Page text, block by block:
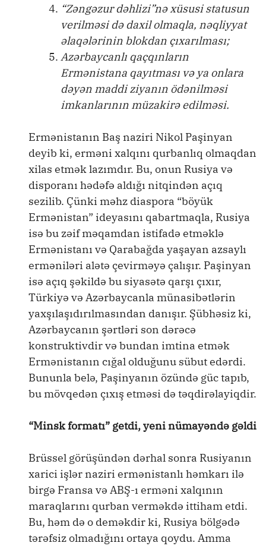
“Zəngəzur dəhlizi”nə xüsusi statusun
verilməsi də daxil olmaqla, nəqliyyat
əlaqələrinin blokdan çıxarılması;
Azərbaycanlı qaçqınların
Ermənistana qayıtması və ya onlara
dəyən maddi ziyanın ödənilməsi
imkanlarının müzakirə edilməsi.
Ermənistanın Baş naziri Nikol Paşinyan
deyib ki, erməni xalqını qurbanlıq olmaqdan
xilas etmək lazımdır. Bu, onun Rusiya və
disporanı hədəfə aldığı nitqindən açıq
sezilib. Çünki məhz diaspora “böyük
Ermənistan” ideyasını qabartmaqla, Rusiya
isə bu zəif məqamdan istifadə etməklə
Ermənistanı və Qarabağda yaşayan azsaylı
erməniləri alətə çevirməyə çalışır. Paşinyan
isə açıq şəkildə bu siyasətə qarşı çıxır,
Türkiyə və Azərbaycanla münasibətlərin
yaxşılaşıdırılmasından danışır. Şübhəsiz ki,
Azərbaycanın şərtləri son dərəcə
konstruktivdir və bundan imtina etmək
Ermənistanın cığal olduğunu sübut edərdi.
Bununla belə, Paşinyanın özündə güc tapıb,
bu mövqedən çıxış etməsi də təqdirəlayiqdir.
“Minsk formatı” getdi, yeni nümayəndə gəldi
Brüssel görüşündən dərhal sonra Rusiyanın
xarici işlər naziri ermənistanlı həmkarı ilə
birgə Fransa və ABŞ-ı erməni xalqının
maraqlarını qurban verməkdə ittiham etdi.
Bu, həm də o deməkdir ki, Rusiya bölgədə
tərəfsiz olmadığını ortaya qoydu. Amma